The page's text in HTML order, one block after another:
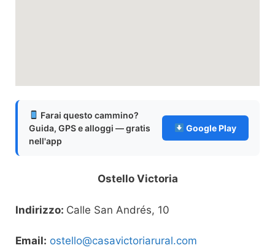
Farai questo cammino?
Guida, GPS e alloggi — gratis
nell'app
Google Play
Ostello Victoria
Indirizzo: Calle San Andrés, 10
Email: ostello@casavictoriarural.com